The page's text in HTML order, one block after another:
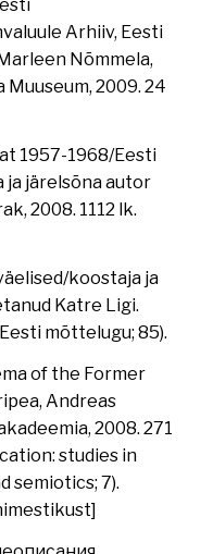
Arhiiv, Eesti
Nõmmela,
Muuseum, 2009. 24
1957-1968/Eesti
ja järelsõna autor
2008. 1112 lk.
koostaja ja
Katre Ligi.
mõttelugu; 85).
of the Former
Andreas
2008. 271
studies in
semiotics; 7).